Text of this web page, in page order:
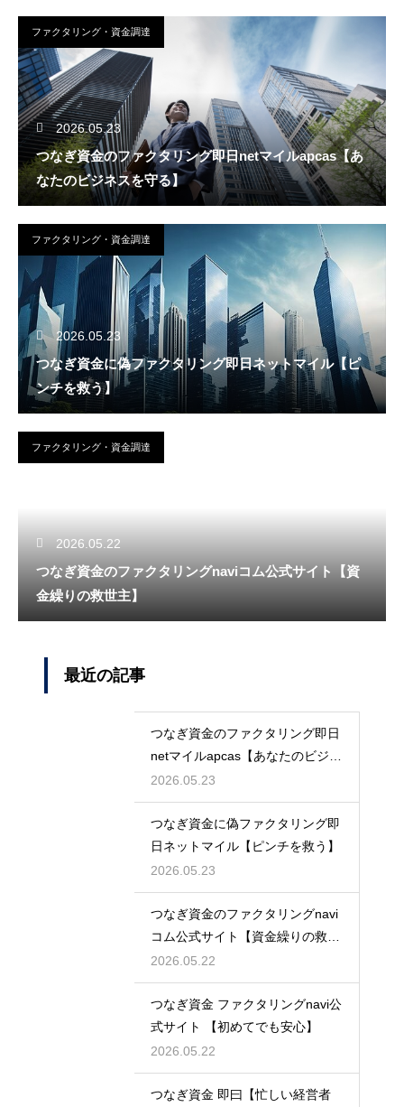
ファクタリング・資金調達
2026.05.23
つなぎ資金のファクタリング即日netマイルapcas【あ
なたのビジネスを守る】
ファクタリング・資金調達
2026.05.23
つなぎ資金に偽ファクタリング即日ネットマイル【ピ
ンチを救う】
ファクタリング・資金調達
2026.05.22
つなぎ資金のファクタリングnaviコム公式サイト【資
金繰りの救世主】
最近の記事
つなぎ資金のファクタリング即日
netマイルapcas【あなたのビジネ
スを守る】
2026.05.23
つなぎ資金に偽ファクタリング即
日ネットマイル【ピンチを救う】
2026.05.23
つなぎ資金のファクタリングnavi
コム公式サイト【資金繰りの救世
主】
2026.05.22
つなぎ資金 ファクタリングnavi公
式サイト 【初めてでも安心】
2026.05.22
つなぎ資金 即曰【忙しい経営者